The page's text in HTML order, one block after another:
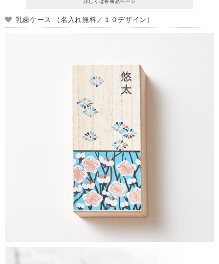
乳歯ケース （名入れ無料／１０デザイン）